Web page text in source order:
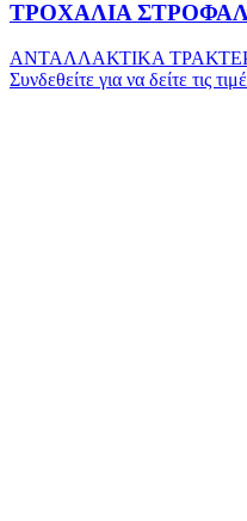
ΤΡΟΧΑΛΙΑ
ΑΝΤΑΛΛΑΚΤΙΚΑ
Συνδεθείτε για να δείτε τις